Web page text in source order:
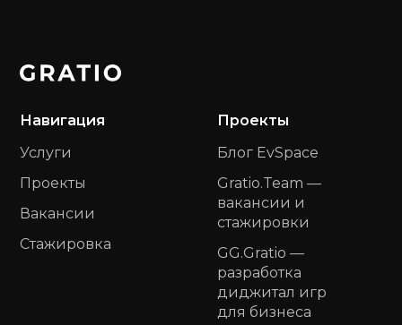
Проекты
Навигация
Услуги
Стажировка
Вакансии
Проекты
GG.Gratio —
разработка
диджитал игр
для бизнеса
Gratio.Team —
вакансии и
стажировки
Блог EvSpace